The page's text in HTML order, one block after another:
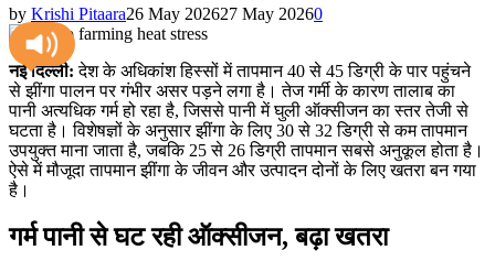
by Krishi Pitaara26 May 202627 May 20260
नई दिल्ली: देश के अधिकांश हिस्सों में तापमान 40 से 45 डिग्री के पार पहुंचने
से झींगा पालन पर गंभीर असर पड़ने लगा है। तेज गर्मी के कारण तालाब का
पानी अत्यधिक गर्म हो रहा है, जिससे पानी में घुली ऑक्सीजन का स्तर तेजी से
घटता है। विशेषज्ञों के अनुसार झींगा के लिए 30 से 32 डिग्री से कम तापमान
उपयुक्त माना जाता है, जबकि 25 से 26 डिग्री तापमान सबसे अनुकूल होता है।
ऐसे में मौजूदा तापमान झींगा के जीवन और उत्पादन दोनों के लिए खतरा बन गया
है।
गर्म पानी से घट रही ऑक्सीजन, बढ़ा खतरा